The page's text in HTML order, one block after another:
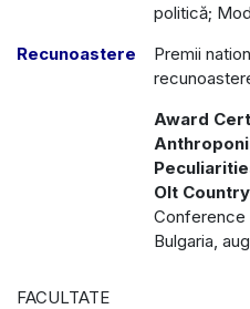
politică;
Recunoastere
Premii
Award
Olt
Conference
Bulgaria,
FACULTATE